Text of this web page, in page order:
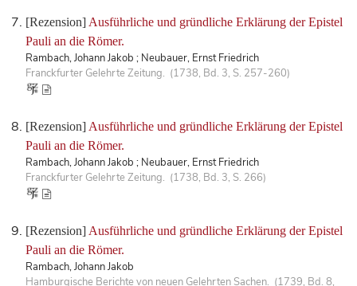
[Rezension] Ausführliche und gründliche Erklärung der Epistel
Pauli an die Römer.
Rambach, Johann Jakob ; Neubauer, Ernst Friedrich
Franckfurter Gelehrte Zeitung. (1738, Bd. 3, S. 257-260)
[Rezension] Ausführliche und gründliche Erklärung der Epistel
Pauli an die Römer.
Rambach, Johann Jakob ; Neubauer, Ernst Friedrich
Franckfurter Gelehrte Zeitung. (1738, Bd. 3, S. 266)
[Rezension] Ausführliche und gründliche Erklärung der Epistel
Pauli an die Römer.
Rambach, Johann Jakob
Hamburgische Berichte von neuen Gelehrten Sachen. (1739, Bd. 8,